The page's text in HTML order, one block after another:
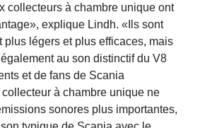
collecteurs à chambre unique ont
explique Lindh. «Ils sont
plus légers et plus efficaces, mais
au son distinctif du V8
et de fans de Scania
à chambre unique ne
sonores plus importantes,